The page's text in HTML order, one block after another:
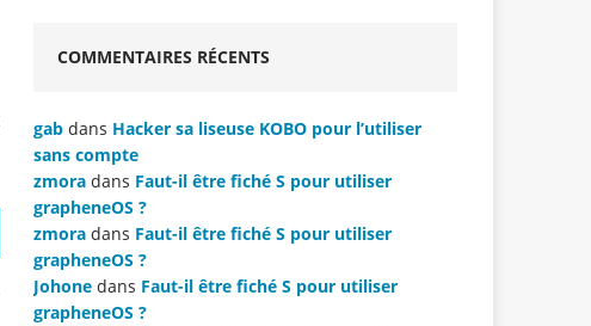
COMMENTAIRES RÉCENTS
gab dans Hacker sa liseuse KOBO pour l’utiliser
sans compte
zmora dans Faut-il être fiché S pour utiliser
grapheneOS ?
zmora dans Faut-il être fiché S pour utiliser
grapheneOS ?
Johone dans Faut-il être fiché S pour utiliser
grapheneOS ?